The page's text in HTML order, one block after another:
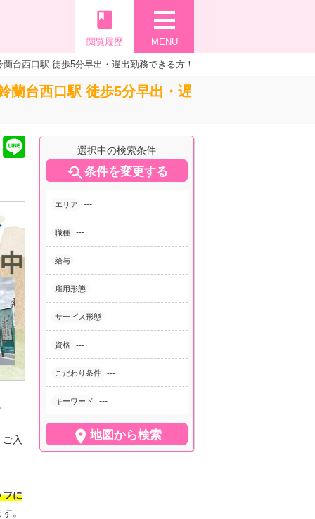
MENU
book
閲覧履歴
台西口駅 徒歩5分早出・遅出勤務できる方！
蘭台西口駅 徒歩5分早出・遅
選択中の検索条件
条件を変更する
エリア ---
職種 ---
給与 ---
雇用形態 ---
サービス形態 ---
資格 ---
こだわり条件 ---
キーワード ---
 地図から検索
入
フに
。